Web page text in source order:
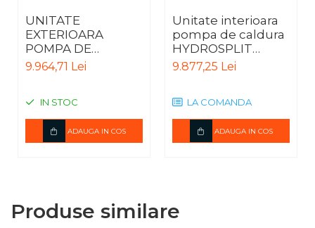
UNITATE
EXTERIOARA
POMPA DE
CALDURA SPLIT
IWT HYDRO BOX
ODU
HU051MR.U44
9.964,71 Lei
IN STOC
ADAUGA IN COS
Unitate interioara
pompa de caldura
HYDROSPLIT
HYDRO BOX R32
TRIFAZIC IDU
9.877,25 Lei
LA COMANDA
ADAUGA IN COS
Produse similare